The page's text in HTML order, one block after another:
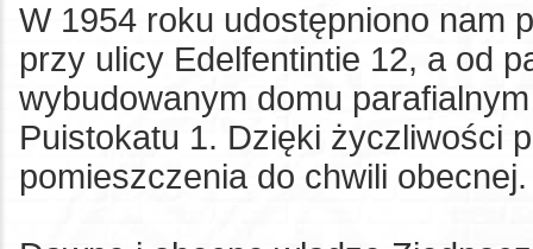
W 1954 roku udostępniono nam
przy ulicy Edelfentintie 12, a od
wybudowanym domu
Puistokatu 1. Dzięki życzliwości
pomieszczenia do chwili obecnej.